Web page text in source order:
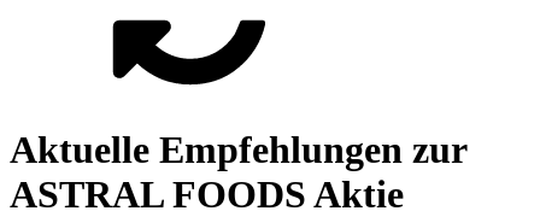
Aktuelle Empfehlungen zur
ASTRAL FOODS Aktie